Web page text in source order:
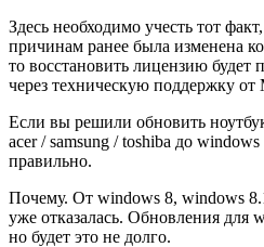
Здесь необходимо учесть тот
причинам ранее была изменена
то восстановить лицензию будет
через техническую поддержку от
Если вы решили обновить
acer / samsung / toshiba до windows
правильно.
Почему. От windows 8, windows
уже отказалась. Обновления для
но будет это не долго.